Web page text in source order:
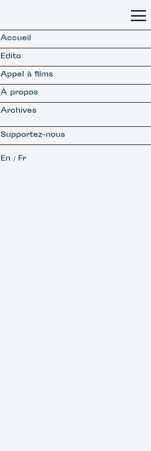
Accueil
Edito
Appel à films
À propos
Archives
Supportez-nous
En / Fr